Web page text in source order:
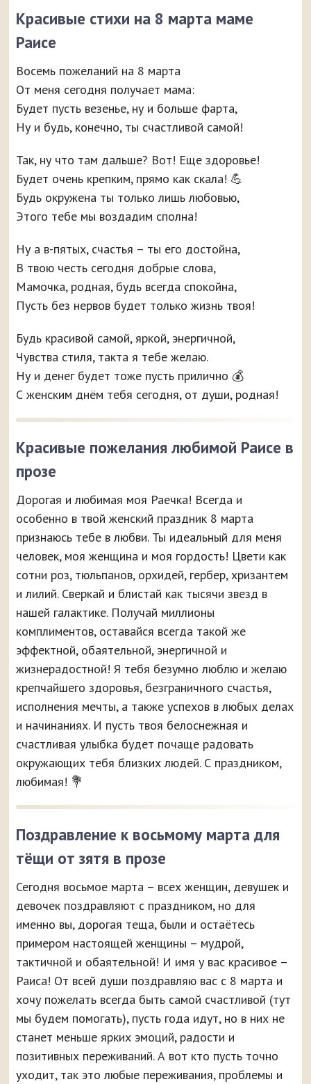
Красивые стихи на 8 марта маме
Раисе
Восемь пожеланий на 8 марта
От меня сегодня получает мама:
Будет пусть везенье, ну и больше фарта,
Ну и будь, конечно, ты счастливой самой!
Так, ну что там дальше? Вот! Еще здоровье!
Будет очень крепким, прямо как скала! 💪
Будь окружена ты только лишь любовью,
Этого тебе мы воздадим сполна!
Ну а в-пятых, счастья – ты его достойна,
В твою честь сегодня добрые слова,
Мамочка, родная, будь всегда спокойна,
Пусть без нервов будет только жизнь твоя!
Будь красивой самой, яркой, энергичной,
Чувства стиля, такта я тебе желаю.
Ну и денег будет тоже пусть прилично 💰
С женским днём тебя сегодня, от души, родная!
Красивые пожелания любимой Раисе в
прозе
Дорогая и любимая моя Раечка! Всегда и
особенно в твой женский праздник 8 марта
признаюсь тебе в любви. Ты идеальный для меня
человек, моя женщина и моя гордость! Цвети как
сотни роз, тюльпанов, орхидей, гербер, хризантем
и лилий. Сверкай и блистай как тысячи звезд в
нашей галактике. Получай миллионы
комплиментов, оставайся всегда такой же
эффектной, обаятельной, энергичной и
жизнерадостной! Я тебя безумно люблю и желаю
крепчайшего здоровья, безграничного счастья,
исполнения мечты, а также успехов в любых делах
и начинаниях. И пусть твоя белоснежная и
счастливая улыбка будет почаще радовать
окружающих тебя близких людей. С праздником,
любимая! 💐
Поздравление к восьмому марта для
тёщи от зятя в прозе
Сегодня восьмое марта – всех женщин, девушек и
девочек поздравляют с праздником, но для
именно вы, дорогая теща, были и остаётесь
примером настоящей женщины – мудрой,
тактичной и обаятельной! И имя у вас красивое –
Раиса! От всей души поздравляю вас с 8 марта и
хочу пожелать всегда быть самой счастливой (тут
мы будем помогать), пусть года идут, но в них не
станет меньше ярких эмоций, радости и
позитивных переживаний. А вот кто пусть точно
уходит, так это любые переживания, проблемы и